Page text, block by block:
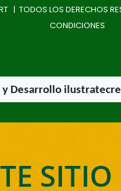
| TODOS LOS DERECHOS
CONDICIONES
y Desarrollo